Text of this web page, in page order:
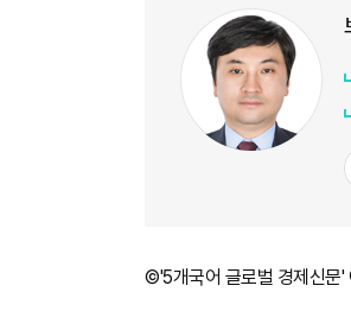
©'5개국어 글로벌 경제신문'